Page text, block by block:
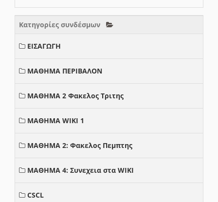
Κατηγορίες συνδέσμων
ΕΙΣΑΓΩΓΗ
ΜΑΘΗΜΑ ΠΕΡΙΒΑΛΟΝ
ΜΑΘΗΜΑ 2 Φακελος Τριτης
ΜΑΘΗΜΑ WIKI 1
ΜΑΘΗΜΑ 2: Φακελος Πεμπτης
ΜΑΘΗΜΑ 4: Συνεχεια στα WIKI
CSCL